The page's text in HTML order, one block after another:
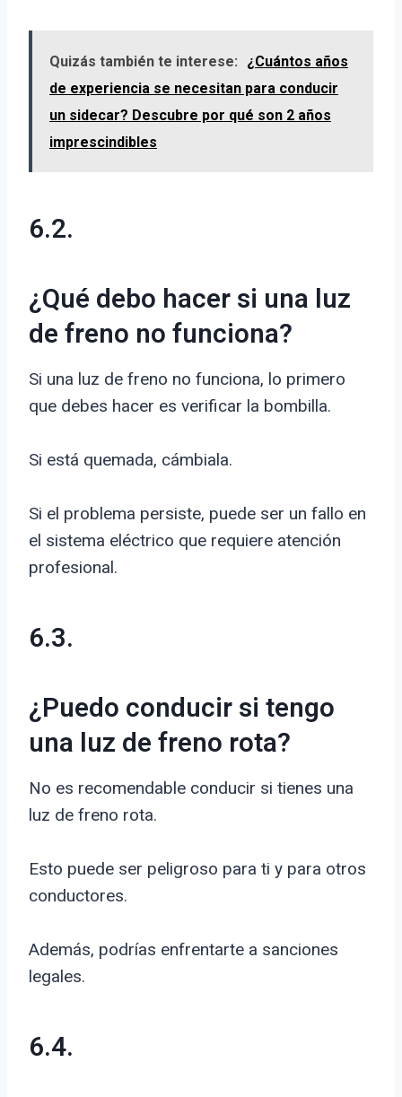
Quizás también te interese:
¿Cuántos años
de experiencia se necesitan para conducir
un sidecar? Descubre por qué son 2 años
imprescindibles
6.2.
¿Qué debo hacer si una luz
de freno no funciona?
Si una luz de freno no funciona, lo primero
que debes hacer es verificar la bombilla.
Si está quemada, cámbiala.
Si el problema persiste, puede ser un fallo en
el sistema eléctrico que requiere atención
profesional.
6.3.
¿Puedo conducir si tengo
una luz de freno rota?
No es recomendable conducir si tienes una
luz de freno rota.
Esto puede ser peligroso para ti y para otros
conductores.
Además, podrías enfrentarte a sanciones
legales.
6.4.